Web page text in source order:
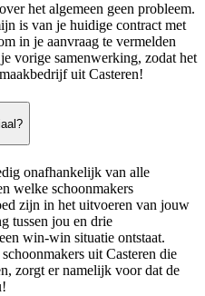
het algemeen geen probleem.
is van je huidige contract met
in je aanvraag te vermelden
vorige samenwerking, zodat het
uit Casteren!
onafhankelijk van alle
welke schoonmakers
zijn in het uitvoeren van jouw
tussen jou en drie
win-win situatie ontstaat.
uit Casteren die
zorgt er namelijk voor dat de